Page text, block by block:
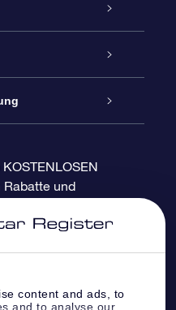
content and ads, to
and to analyse our
Rabatte und